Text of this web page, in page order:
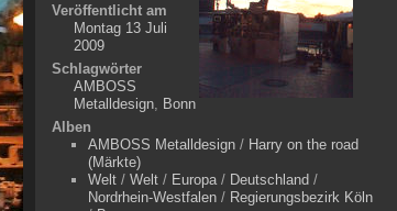
Veröffentlicht am
Montag 13 Juli
2009
Schlagwörter
AMBOSS
Metalldesign, Bonn
Alben
AMBOSS Metalldesign/ Harry on the road
(Märkte)
Welt/ Welt/ Europa/ Deutschland /
Nordrhein-Westfalen/ Regierungsbezirk Köln